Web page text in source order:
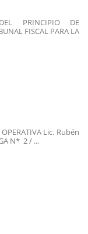
PRINCIPIO DE
FISCAL PARA LA
Lic. Rubén
N* 2 / ...